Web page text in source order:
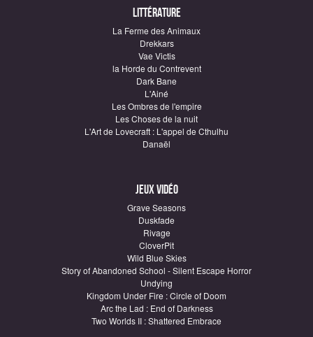
Littérature
La Ferme des Animaux
Drekkars
Vae Victis
la Horde du Contrevent
Dark Bane
L'Ainé
Les Ombres de l'empire
Les Choses de la nuit
L'Art de Lovecraft : L'appel de Cthulhu
Danaël
Jeux vidéo
Grave Seasons
Duskfade
Rivage
CloverPit
Wild Blue Skies
Story of Abandoned School - Silent Escape Horror
Undying
Kingdom Under Fire : Circle of Doom
Arc the Lad : End of Darkness
Two Worlds II : Shattered Embrace